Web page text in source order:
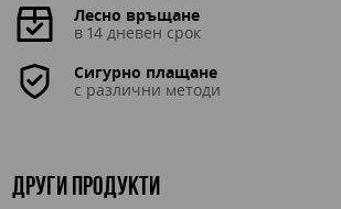
разлики в цветовете на реалния
в зависимост от какво устройство
Лесно връщане
в 14 дневен срок
Сигурно плащане
с различни методи
ДРУГИ ПРОДУКТИ